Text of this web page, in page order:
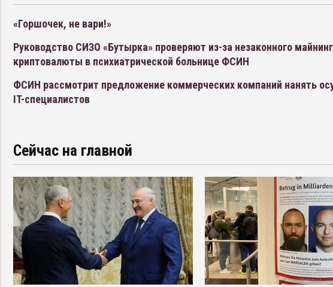
«Горшочек, не вари!»
Руководство СИЗО «Бутырка» проверяют из-за незаконного
криптовалюты в психиатрической больнице ФСИН
ФСИН рассмотрит предложение коммерческих компаний нанять
IT-специалистов
Сейчас на главной